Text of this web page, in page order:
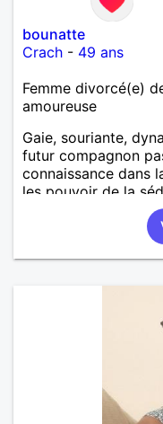
bounatte
Crach - 49 ans
Femme divorcé(e)
amoureuse
Gaie, souriante,
futur compagnon
connaissance dans
les pouvoir de la
galante s'imposera !